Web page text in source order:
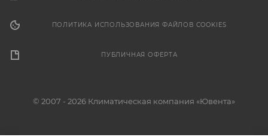
ПОЛИТИКА ИСПОЛЬЗОВАНИЯ ФАЙЛОВ COOKIES
ПУБЛИЧНАЯ ОФЕРТА
© 2007 - 2026 Климатическая компания «Ювента»